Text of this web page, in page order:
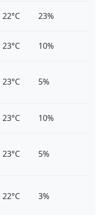
22°C 23%
23°C 10%
23°C 5%
23°C 10%
23°C 5%
22°C 3%